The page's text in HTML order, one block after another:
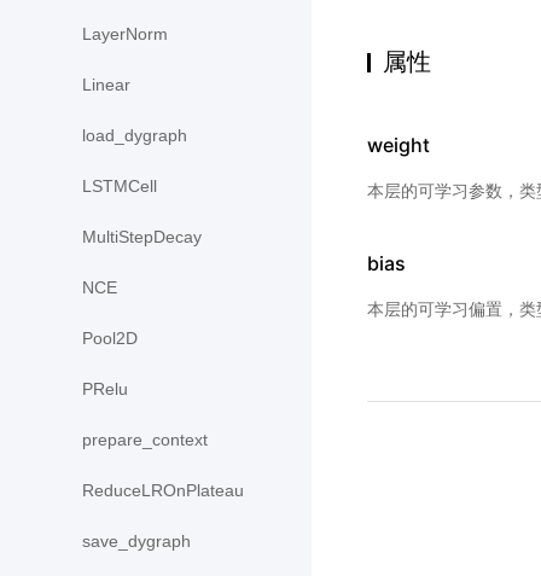
LayerNorm
Linear
load_dygraph
LSTMCell
MultiStepDecay
NCE
Pool2D
PRelu
prepare_context
ReduceLROnPlateau
save_dygraph
属性
weight
本层的可学习参数，
bias
本层的可学习偏置，